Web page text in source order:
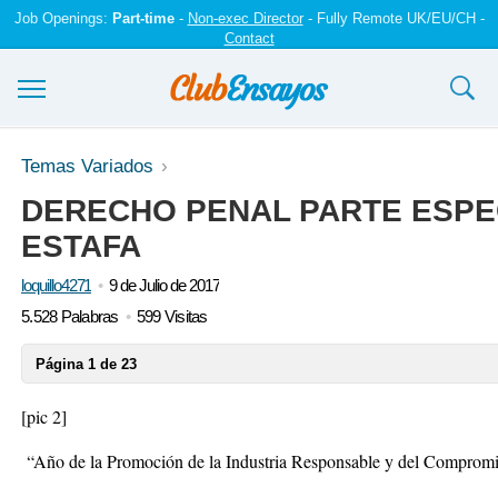
Job Openings: Part-time- Non-exec Director- Fully Remote UK/EU/CH -
Contact
Ensayos y trabajos
Registrarse
Iniciar sesión
Temas Variados
DERECHO PENAL PARTE
ESTAFA
loquillo4271
9 de Julio de 2017
5.528 Palabras
599 Visitas
Página 1 de 23
[pic 2]
“Año de la Promoción de la Industria Responsable y del